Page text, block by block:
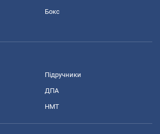
Бокс
Підручники
ДПА
НМТ